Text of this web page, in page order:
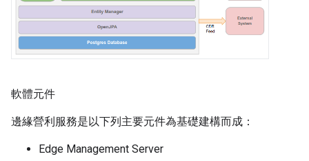
軟體元件
邊緣營利服務是以下列主要元件為基礎建構而成：
Edge Management Server